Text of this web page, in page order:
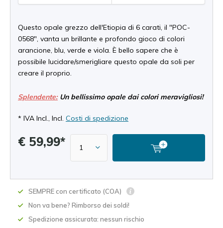
Questo opale grezzo dell'Etiopia di 6 carati, il "POC-
0568", vanta un brillante e profondo gioco di colori
arancione, blu, verde e viola. È bello sapere che è
possibile lucidare/smerigliare questo opale da soli per
creare il proprio.
Splendente:Un bellissimo opale dai colori meravigliosi!
* IVA Incl., Incl. Costi di spedizione
€ 59,99*
SEMPRE con certificato (COA)
Non va bene? Rimborso dei soldi!
Spedizione assicurata: nessun rischio